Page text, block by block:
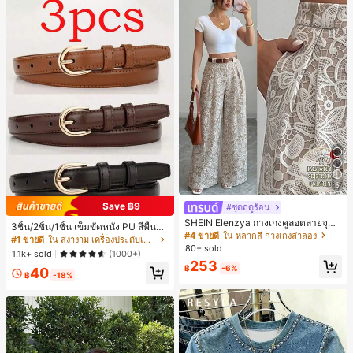
Save ฿9
3ชิ้น/2ชิ้น/1ชิ้น เข็มขัดหนัง PU สีพื้น
ลำลอง ดีไซน์มินิมอล เหมาะสำหรับผู้ห
ญิงในฤดูร้อน ฤดูใบไม้ร่วง วิทยาเขต ป
ลายฤดูใบไม้ร่วง ฮาโลวีน & คริสต์มาส
ความหรูหราที่เงียบสงบ
#1 ขายดี
ใน สง่างาม เครื่องประดับเข็มขัดและเข็มขัดผู้หญิง
1.1k+ sold
(1000+)
฿40 -18%
5
#ชุดฤดูร้อน
SHEIN Elenzya กางเกงคูลอตลายจุดเ
อวสูงแบบใหม่สำหรับฤดูใบไม้ผลิ/ฤดูร้อ
น, สไตล์หรูหราเหมาะสำหรับใส่ในชีวิต
ประจำวันและทำงาน, ให้ความรู้สึกวินเ
ทจสำหรับฤดูรับปริญญา, เทศกาลดนตร
ี, การแข่งม้าดาร์บี้, วันประกาศอิสรภาพ
#4 ขายดี ใน หลากสี กางเกงลำลอง
80+ sold
฿253 -6%